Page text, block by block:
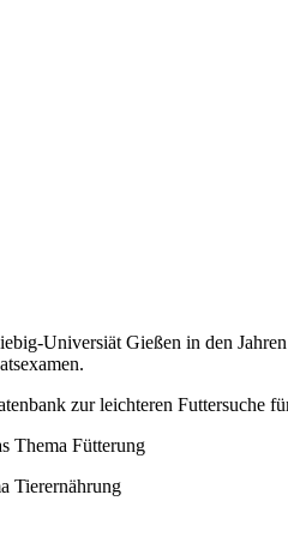
Universiät Gießen in den
zur leichteren Futtersuche
Thema Fütterung
Tierernährung